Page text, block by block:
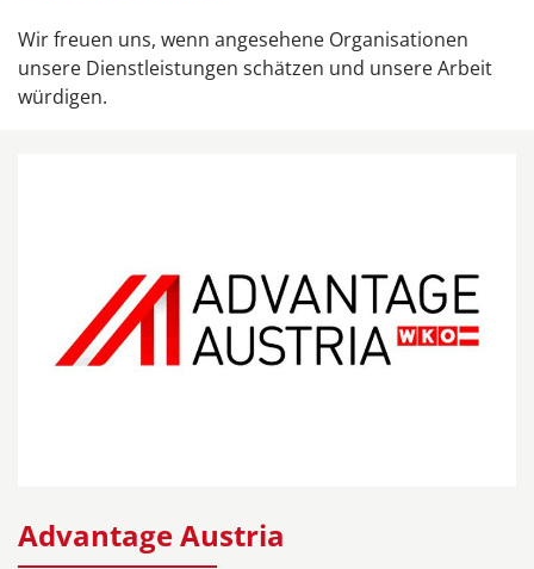
Wir freuen uns, wenn angesehene Organisationen
unsere Dienstleistungen schätzen und unsere Arbeit
würdigen.
Advantage Austria